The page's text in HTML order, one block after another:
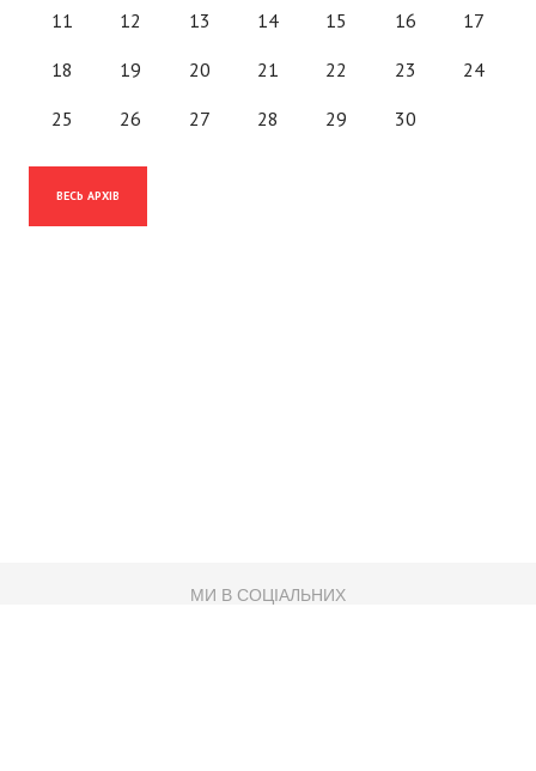
11 12 13 14 15 16 17
18 19 20 21 22 23 24
25 26 27 28 29 30
ВЕСЬ АРХІВ
МИ В СОЦІАЛЬНИХ